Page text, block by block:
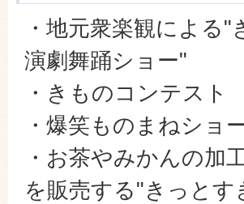
・地元衆楽観による
演劇舞踊ショー"
・きものコンテスト
・爆笑ものまねショ
・お茶やみかんの加
を販売する"きっとす